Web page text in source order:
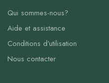
Qui sommes-nous?
Aide et assistance
Conditions d’utilisation
Nous contacter